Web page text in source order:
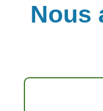
Nous